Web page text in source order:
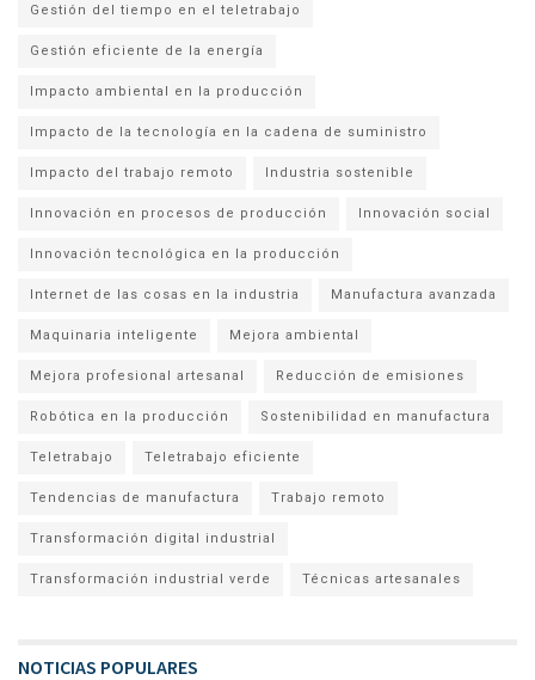
Gestión del tiempo en el teletrabajo
Gestión eficiente de la energía
Impacto ambiental en la producción
Impacto de la tecnología en la cadena de suministro
Impacto del trabajo remoto Industria sostenible
Innovación en procesos de producción Innovación social
Innovación tecnológica en la producción
Internet de las cosas en la industria Manufactura avanzada
Maquinaria inteligente Mejora ambiental
Mejora profesional artesanal Reducción de emisiones
Robótica en la producción Sostenibilidad en manufactura
Teletrabajo Teletrabajo eficiente
Tendencias de manufactura Trabajo remoto
Transformación digital industrial
Transformación industrial verde Técnicas artesanales
NOTICIAS POPULARES